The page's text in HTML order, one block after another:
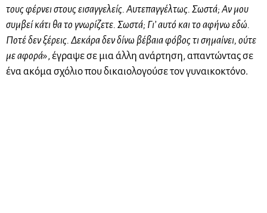
τους φέρνει στους εισαγγελείς. Αυτεπαγγέλτως. Σωστά; Αν μου
συμβεί κάτι θα το γνωρίζετε. Σωστά; Γι’ αυτό και το αφήνω εδώ.
Ποτέ δεν ξέρεις. Δεκάρα δεν δίνω βέβαια φόβος τι σημαίνει, ούτε
με αφορά», έγραψε σε μια άλλη ανάρτηση, απαντώντας σε
ένα ακόμα σχόλιο που δικαιολογούσε τον γυναικοκτόνο.